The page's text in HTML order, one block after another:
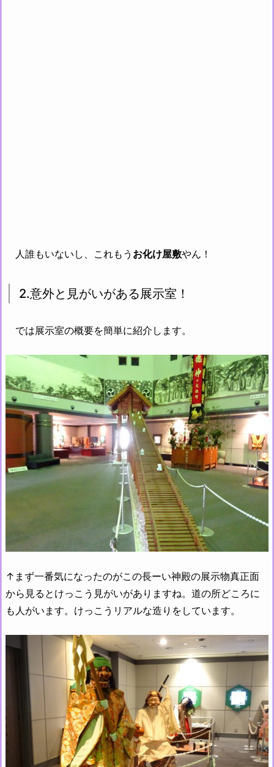
人誰もいないし、これもう お化け屋敷やん！
2.意外と見がいがある展示室！
では展示室の概要を簡単に紹介します。
↑まず一番気になったのがこの長ーい神殿の展示物真正面
から見るとけっこう見がいがありますね。道の所どころに
も人がいます。けっこうリアルな造りをしています。